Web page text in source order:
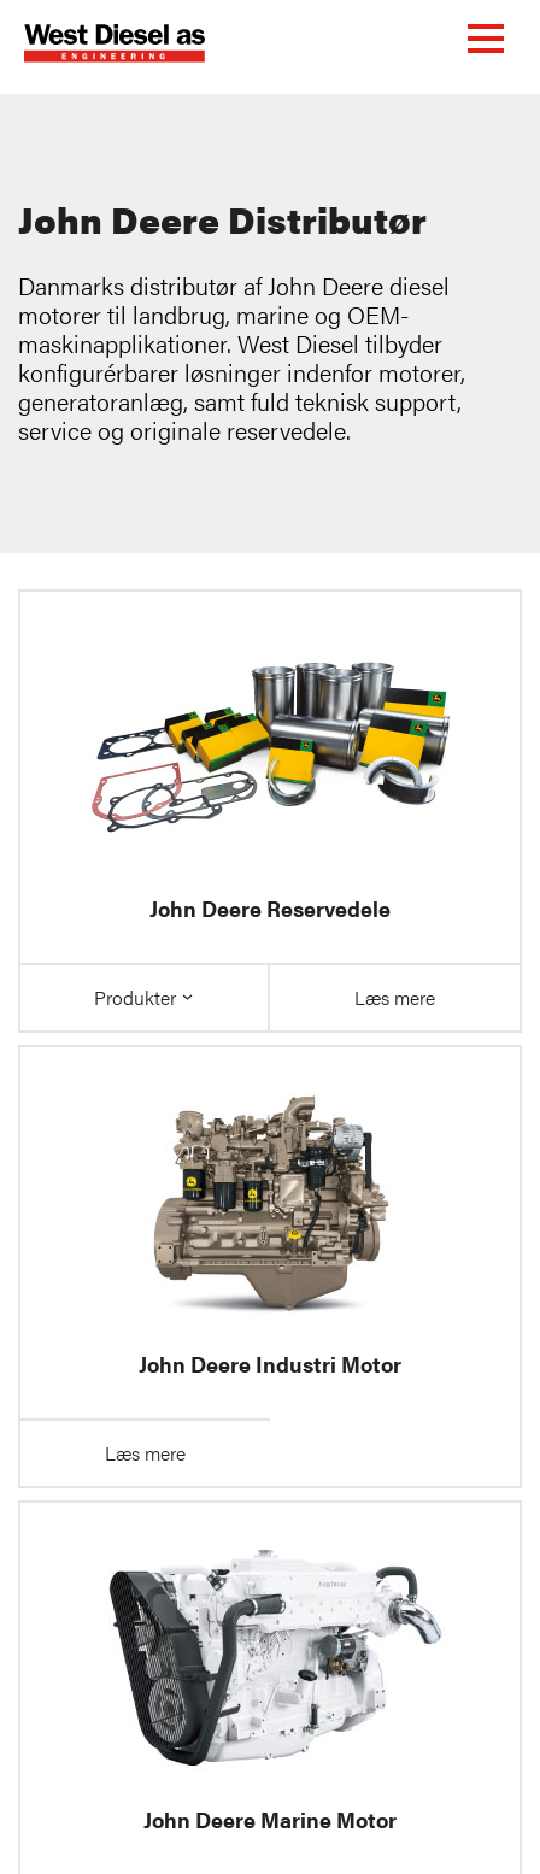
John Deere Distributør
Danmarks distributør af John Deere diesel
motorer til landbrug, marine og OEM-
maskinapplikationer. West Diesel tilbyder
konfigurérbarer løsninger indenfor motorer,
generatoranlæg, samt fuld teknisk support,
service og originale reservedele.
John Deere Reservedele
Produkter Læs mere
John Deere Industri Motor
Læs mere
John Deere Marine Motor